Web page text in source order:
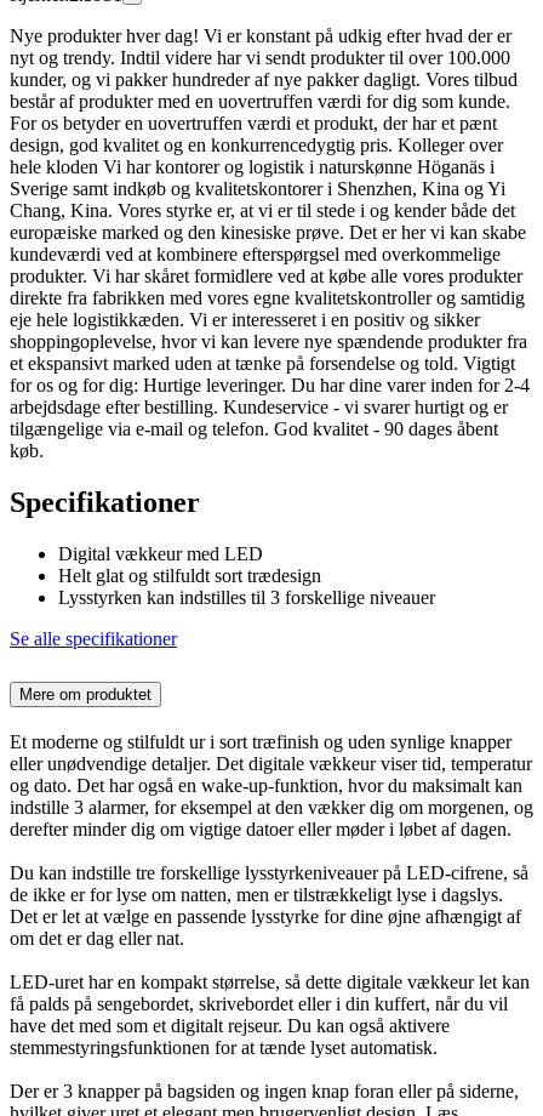
Nye produkter hver dag! Vi er konstant på udkig efter hvad der er
nyt og trendy. Indtil videre har vi sendt produkter til over 100.000
kunder, og vi pakker hundreder af nye pakker dagligt. Vores tilbud
består af produkter med en uovertruffen værdi for dig som kunde.
For os betyder en uovertruffen værdi et produkt, der har et pænt
design, god kvalitet og en konkurrencedygtig pris. Kolleger over
hele kloden Vi har kontorer og logistik i naturskønne Höganäs i
Sverige samt indkøb og kvalitetskontorer i Shenzhen, Kina og Yi
Chang, Kina. Vores styrke er, at vi er til stede i og kender både det
europæiske marked og den kinesiske prøve. Det er her vi kan skabe
kundeværdi ved at kombinere efterspørgsel med overkommelige
produkter. Vi har skåret formidlere ved at købe alle vores produkter
direkte fra fabrikken med vores egne kvalitetskontroller og samtidig
eje hele logistikkæden. Vi er interesseret i en positiv og sikker
shoppingoplevelse, hvor vi kan levere nye spændende produkter fra
et ekspansivt marked uden at tænke på forsendelse og told. Vigtigt
for os og for dig: Hurtige leveringer. Du har dine varer inden for 2-4
arbejdsdage efter bestilling. Kundeservice - vi svarer hurtigt og er
tilgængelige via e-mail og telefon. God kvalitet - 90 dages åbent
køb.
Specifikationer
Digital vækkeur med LED
Helt glat og stilfuldt sort trædesign
Lysstyrken kan indstilles til 3 forskellige niveauer
Se alle specifikationer
Mere om produktet
Et moderne og stilfuldt ur i sort træfinish og uden synlige knapper
eller unødvendige detaljer. Det digitale vækkeur viser tid, temperatur
og dato. Det har også en wake-up-funktion, hvor du maksimalt kan
indstille 3 alarmer, for eksempel at den vækker dig om morgenen, og
derefter minder dig om vigtige datoer eller møder i løbet af dagen.
Du kan indstille tre forskellige lysstyrkeniveauer på LED-cifrene, så
de ikke er for lyse om natten, men er tilstrækkeligt lyse i dagslys.
Det er let at vælge en passende lysstyrke for dine øjne afhængigt af
om det er dag eller nat.
LED-uret har en kompakt størrelse, så dette digitale vækkeur let kan
få palds på sengebordet, skrivebordet eller i din kuffert, når du vil
have det med som et digitalt rejseur. Du kan også aktivere
stemmestyringsfunktionen for at tænde lyset automatisk.
Der er 3 knapper på bagsiden og ingen knap foran eller på siderne,